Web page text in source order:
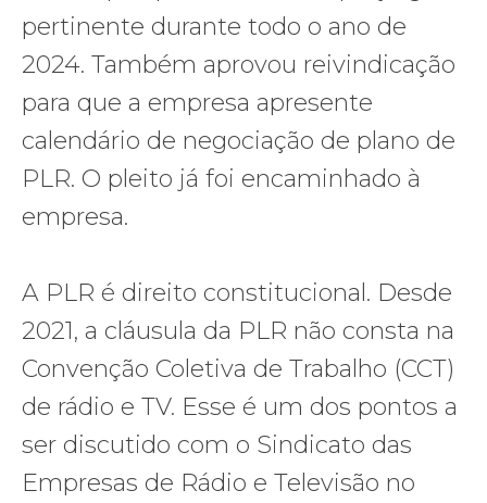
pertinente durante todo o ano de
2024. Também aprovou reivindicação
para que a empresa apresente
calendário de negociação de plano de
PLR. O pleito já foi encaminhado à
empresa.
A PLR é direito constitucional. Desde
2021, a cláusula da PLR não consta na
Convenção Coletiva de Trabalho (CCT)
de rádio e TV. Esse é um dos pontos a
ser discutido com o Sindicato das
Empresas de Rádio e Televisão no